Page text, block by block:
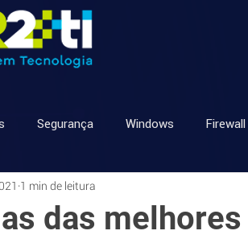
Segurança Windows Firewall
das
1 min de leitura